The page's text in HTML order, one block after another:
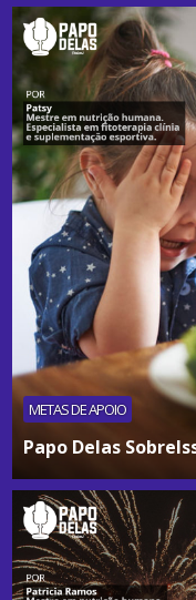
METAS DE APOIO
Papo Delas